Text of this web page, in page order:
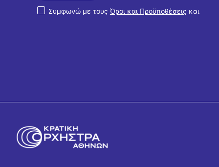
Συμφωνώ με τους Όροι και Προϋποθέσεις και